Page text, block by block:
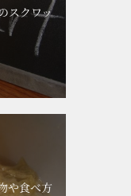
スクワッ
や食べ方